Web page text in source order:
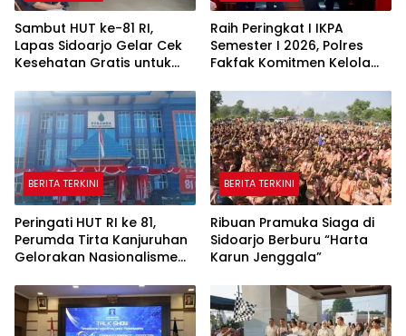
Sambut HUT ke-81 RI,
Lapas Sidoarjo Gelar Cek
Kesehatan Gratis untuk
Masyarakat
Raih Peringkat I IKPA
Semester I 2026, Polres
Fakfak Komitmen Kelola
Akuntabel
BERITA TERKINI
Peringati HUT RI ke 81,
Perumda Tirta Kanjuruhan
Gelorakan Nasionalisme
Pembagian Bendera
BERITA TERKINI
Ribuan Pramuka Siaga di
Sidoarjo Berburu “Harta
Karun Jenggala”